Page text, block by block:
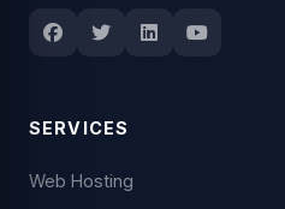
SERVICES
Web Hosting